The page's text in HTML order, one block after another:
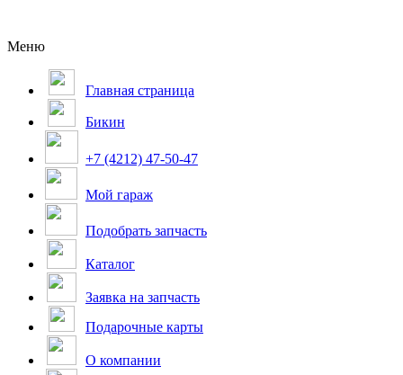
Меню
Главная страница
Бикин
+7 (4212) 47-50-47
Мой гараж
Подобрать запчасть
Каталог
Заявка на запчасть
Подарочные карты
О компании